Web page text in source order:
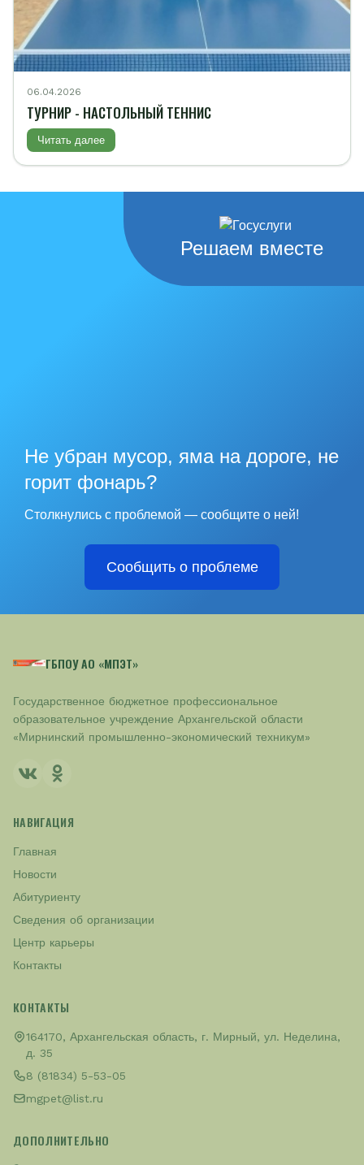
06.04.2026
ТУРНИР - НАСТОЛЬНЫЙ ТЕННИС
Читать далее
Решаем вместе
Не убран мусор, яма на дороге, не
горит фонарь?
Столкнулись с проблемой — сообщите о ней!
Сообщить о проблеме
ГБПОУ АО «МПЭТ»
Государственное бюджетное профессиональное
образовательное учреждение Архангельской области
«Мирнинский промышленно-экономический техникум»
НАВИГАЦИЯ
Главная
Новости
Абитуриенту
Сведения об организации
Центр карьеры
Контакты
КОНТАКТЫ
164170, Архангельская область, г. Мирный, ул. Неделина,
д. 35
8 (81834) 5-53-05
mgpet@list.ru
ДОПОЛНИТЕЛЬНО